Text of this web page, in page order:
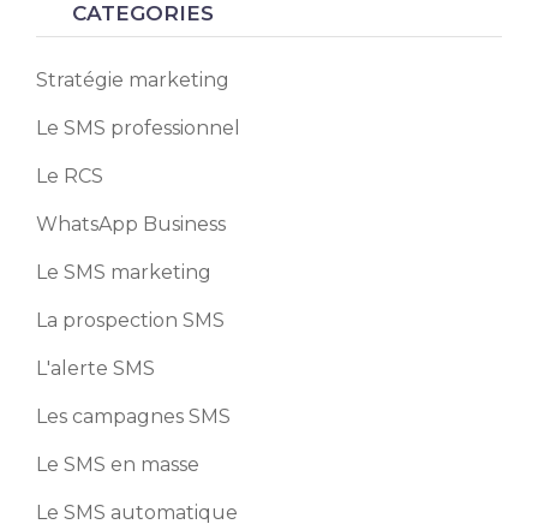
CATEGORIES
Stratégie marketing
Le SMS professionnel
Le RCS
WhatsApp Business
Le SMS marketing
La prospection SMS
L'alerte SMS
Les campagnes SMS
Le SMS en masse
Le SMS automatique